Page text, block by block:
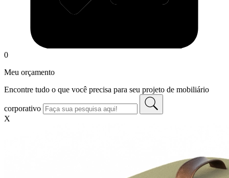
0
Meu orçamento
Encontre tudo o que você precisa para seu projeto de mobiliário
corporativo
X